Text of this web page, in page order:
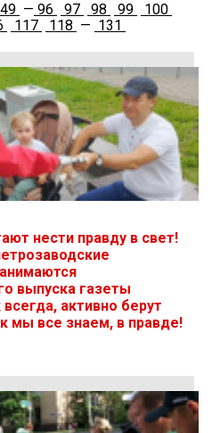
49 — 96 97 98 99
100
117 118 — 131
нести правду в свет!
выпуска газеты
активно берут
мы все знаем, в правде!